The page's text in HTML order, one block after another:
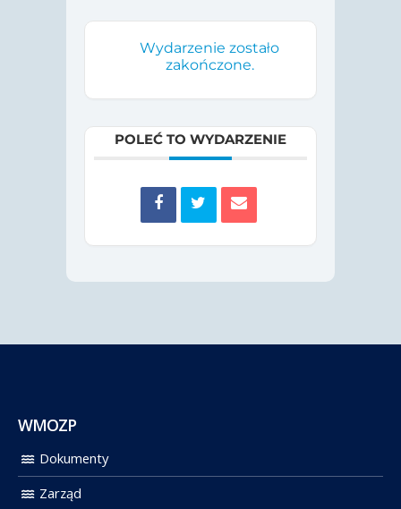
Wydarzenie zostało
zakończone.
POLEĆ TO WYDARZENIE
WMOZP
Dokumenty
Zarząd